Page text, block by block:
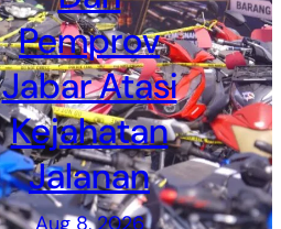
Pemprov
Jabar Atasi
Kejahatan
Jalanan
Aug 8, 2026